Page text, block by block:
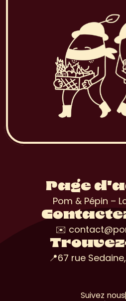
Page
Pom & Pépin –
✉️
📍67 rue
Suivez nous